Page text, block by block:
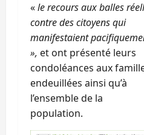
«le recours aux balles
contre des citoyens qui
manifestaient
», et ont présenté leurs
condoléances aux
endeuillées ainsi qu’à
l’ensemble de la
population.